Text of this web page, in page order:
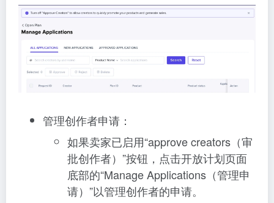
管理创作者申请：
如果卖家已启用“approve creators（审
批创作者）”按钮，点击开放计划页面
底部的“Manage Applications（管理申
请）”以管理创作者的申请。